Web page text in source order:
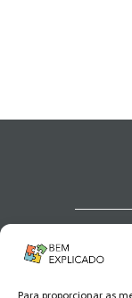
Para proporcionar as